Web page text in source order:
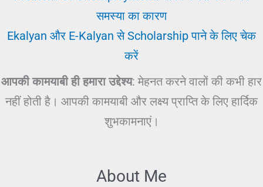
समस्या का कारण
Ekalyan और E-Kalyan से Scholarship पाने के लिए चेक
करें
आपकी कामयाबी ही हमारा उद्देश्य: मेहनत करने वालों की कभी हार
नहीं होती है। आपकी कामयाबी और लक्ष्य प्राप्ति के लिए हार्दिक
शुभकामनाएं।
About Me